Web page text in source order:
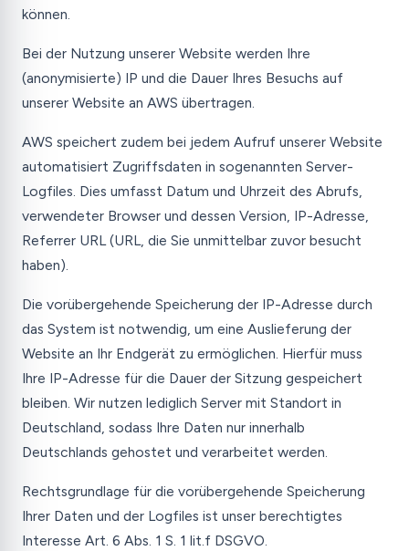
können.
Bei der Nutzung unserer Website werden Ihre
(anonymisierte) IP und die Dauer Ihres Besuchs auf
unserer Website an AWS übertragen.
AWS speichert zudem bei jedem Aufruf unserer Website
automatisiert Zugriffsdaten in sogenannten Server-
Logfiles. Dies umfasst Datum und Uhrzeit des Abrufs,
verwendeter Browser und dessen Version, IP-Adresse,
Referrer URL (URL, die Sie unmittelbar zuvor besucht
haben).
Die vorübergehende Speicherung der IP-Adresse durch
das System ist notwendig, um eine Auslieferung der
Website an Ihr Endgerät zu ermöglichen. Hierfür muss
Ihre IP-Adresse für die Dauer der Sitzung gespeichert
bleiben. Wir nutzen lediglich Server mit Standort in
Deutschland, sodass Ihre Daten nur innerhalb
Deutschlands gehostet und verarbeitet werden.
Rechtsgrundlage für die vorübergehende Speicherung
Ihrer Daten und der Logfiles ist unser berechtigtes
Interesse Art. 6 Abs. 1 S. 1 lit.f DSGVO.